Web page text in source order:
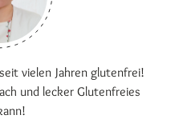
vielen Jahren glutenfrei!
und lecker Glutenfreies